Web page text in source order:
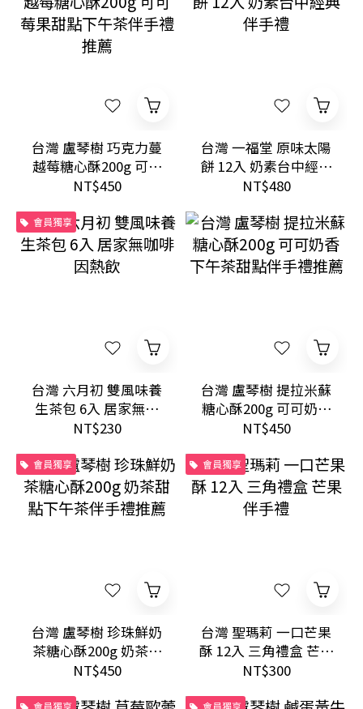
台灣 盧琴樹 巧克力蔓
越莓糖心酥200g 可可
莓果甜點下午茶伴手
NT$450
台灣 一福堂 原味太陽
餅 12入 奶素台中經典
伴手禮
NT$480
會員獨享
台灣 六月初 雙風味養
生茶包 6入 居家無咖
啡因熱飲
NT$230
台灣 盧琴樹 提拉米蘇
糖心酥200g 可可奶香
下午茶甜點伴手禮推
NT$450
會員獨享
台灣 盧琴樹 珍珠鮮奶
茶糖心酥200g 奶茶甜
點下午茶伴手禮推薦
NT$450
會員獨享
台灣 聖瑪莉 一口芒果
酥 12入 三角禮盒 芒果
伴手禮
NT$300
會員獨享 會員獨享